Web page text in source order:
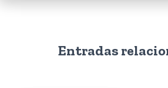
Entradas